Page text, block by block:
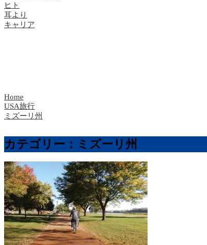
ヒト
耳より
キャリア
Home
USA旅行
ミズーリ州
カテゴリー：ミズーリ州